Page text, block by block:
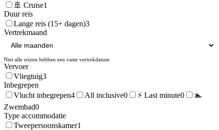
🚢 Cruise1
Duur reis
Lange reis (15+ dagen)3
Vertrekmaand
Niet alle reizen hebben een vaste vertrekdatum
Vervoer
Vliegtuig3
Inbegrepen
Vlucht inbegrepen4 All inclusive0 ⚡ Last minute0
🏊
Zwembad0
Type accommodatie
Tweepersoonskamer1